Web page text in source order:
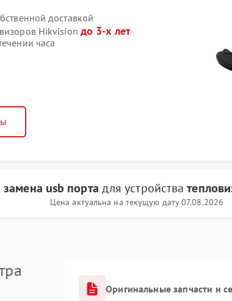
доставкой
Hikvision до 3-х лет
часа
замена usb порта для устройства
Цена актуальна на текущую дату 07.08.2026
Оригинальные запчасти и